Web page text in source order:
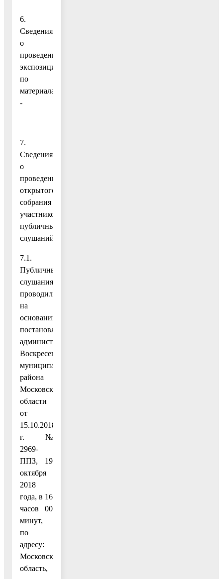
6.
Сведения
о
проведении
экспозиции
по
материалам:
-
7.
Сведения
о
проведении
открытого
собрания
участников
публичных
слушаний:
7.1.
Публичные
слушания
проводились
на
основании
постановления
администрации
Воскресенского
муниципального
района
Московской
области
от
15.10.2018
г. №
2969-
ППЗ, 19
октября
2018
года, в 16
часов 00
минут,
по
адресу:
Московская
область,